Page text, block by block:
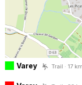
Varey Trail · 17